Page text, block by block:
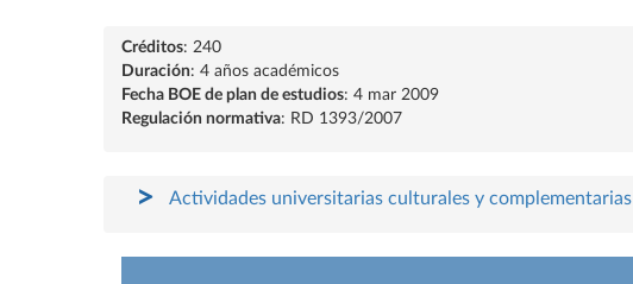
Créditos: 240
Duración: 4 años académicos
Fecha BOE de plan de estudios: 4 mar 2009
Regulación normativa: RD 1393/2007
Actividades universitarias culturales y complementarias